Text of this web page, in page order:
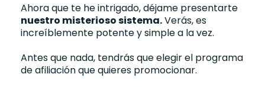
Ahora que te he intrigado, déjame presentarte
nuestro misterioso sistema.Verás, es
increíblemente potente y simple a la vez.
Antes que nada, tendrás que elegir el programa
de afiliación que quieres promocionar.